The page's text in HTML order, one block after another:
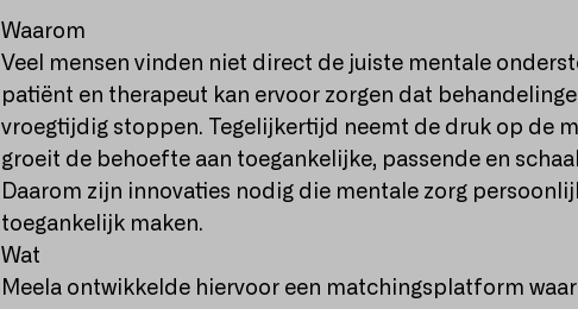
Waarom
Veel mensen vinden niet direct de juiste mentale
patiënt en therapeut kan ervoor zorgen dat
vroegtijdig stoppen. Tegelijkertijd neemt de druk op de
groeit de behoefte aan toegankelijke, passende en
Daarom zijn innovaties nodig die mentale zorg
toegankelijk maken.
Wat
Meela ontwikkelde hiervoor een matchingsplatform